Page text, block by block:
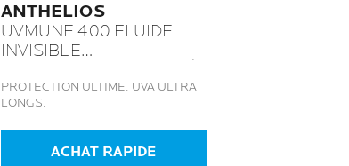
ANTHELIOS
UVMUNE 400 FLUIDE
INVISIBLE
PROTECTION ULTIME. UVA ULTRA
LONGS.
ACHAT RAPIDE